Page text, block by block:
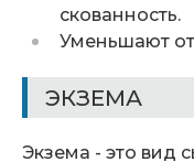
скованность.
Уменьшают
ЭКЗЕМА
Экзема - это вид